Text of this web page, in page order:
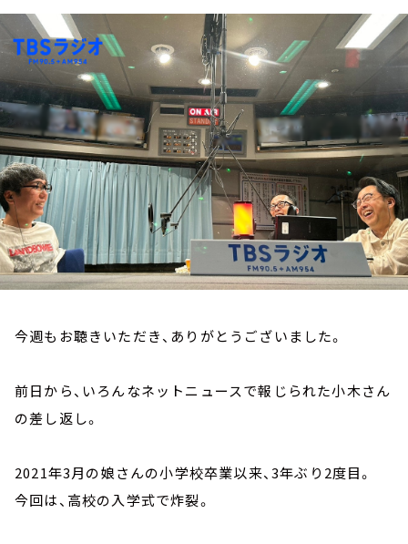
お知らせ
イベント・グッズ
YouTube
会社情報
今週もお聴きいただき、ありがとうございました。
前日から、いろんなネットニュースで報じられた小木さん
の差し返し。
2021年3月の娘さんの小学校卒業以来、3年ぶり2度目。
今回は、高校の入学式で炸裂。